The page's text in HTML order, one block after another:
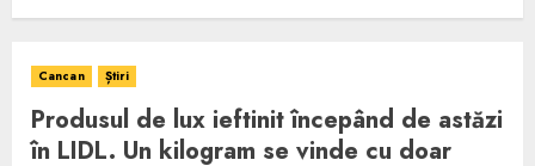
Cancan Știri
Produsul de lux ieftinit începând de astăzi
în LIDL. Un kilogram se vinde cu doar